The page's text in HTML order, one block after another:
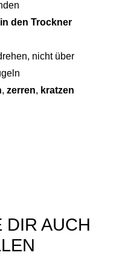
den Trockner
nicht über
, zerren, kratzen
DIR AUCH